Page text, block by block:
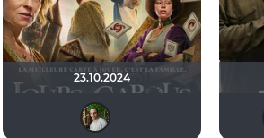
23.10.2024
Борис